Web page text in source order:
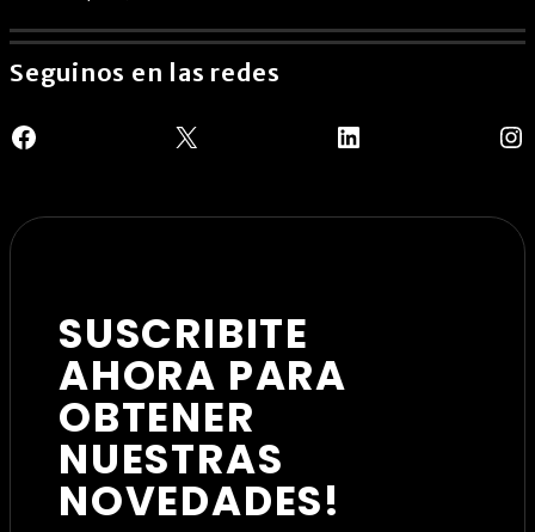
Seguinos en las redes
Facebook X LinkedIn
SUSCRIBITE
AHORA PARA
OBTENER
NUESTRAS
NOVEDADES!